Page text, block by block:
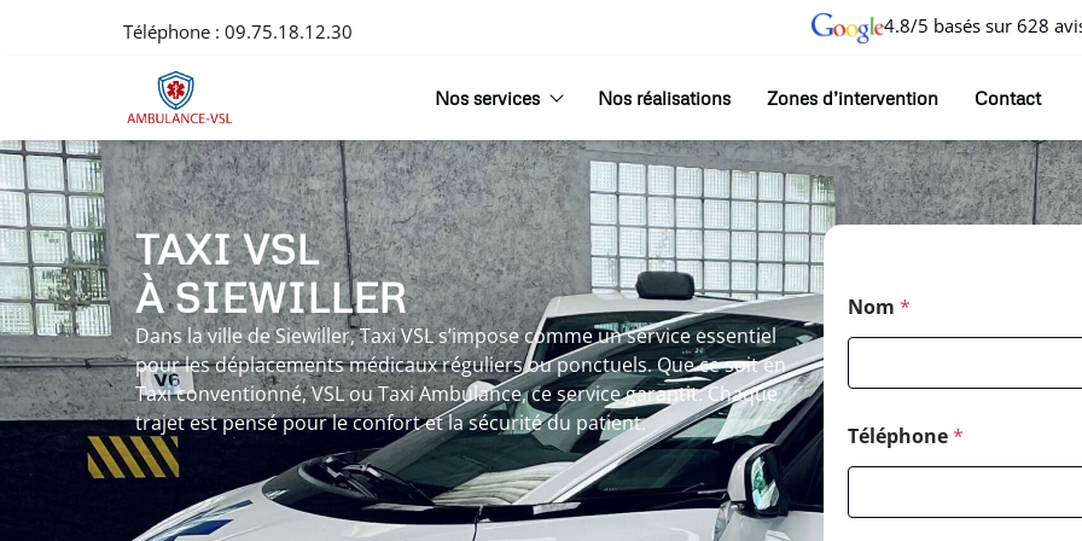
Téléphone : 09.75.18.12.30 4.8/5 basés sur 628
Nos services Nos réalisations Zones d’intervention Contact
TAXI VSL
À SIEWILLER
Dans la ville de Siewiller, Taxi VSL s’impose comme un service essentiel
pour les déplacements médicaux réguliers ou ponctuels. Que ce soit en
Taxi conventionné, VSL ou Taxi Ambulance, ce service garantit. Chaque
trajet est pensé pour le confort et la sécurité du patient.
Nom *
Téléphone*